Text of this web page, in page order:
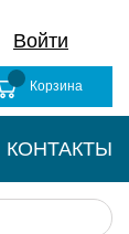
Войти
Корзина
КОНТАКТЫ